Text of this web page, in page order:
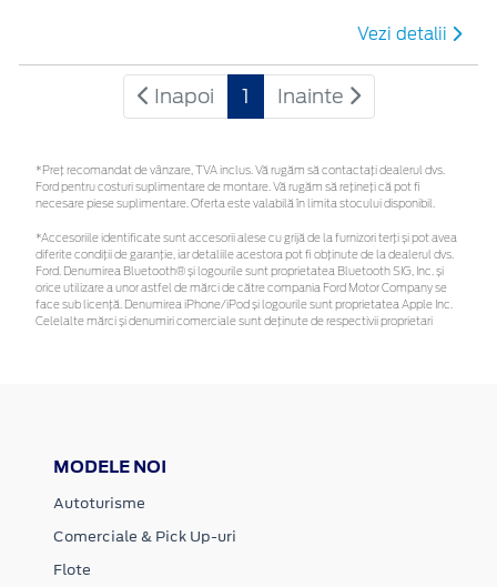
Vezi detalii
Inapoi 1 Inainte
*Preţ recomandat de vânzare, TVA inclus. Vă rugăm să contactaţi dealerul dvs.
Ford pentru costuri suplimentare de montare. Vă rugăm să rețineți că pot fi
necesare piese suplimentare. Oferta este valabilă în limita stocului disponibil.
*Accesoriile identificate sunt accesorii alese cu grijă de la furnizori terți și pot avea
diferite condiții de garanție, iar detaliile acestora pot fi obținute de la dealerul dvs.
Ford. Denumirea Bluetooth® și logourile sunt proprietatea Bluetooth SIG, Inc. și
orice utilizare a unor astfel de mărci de către compania Ford Motor Company se
face sub licență. Denumirea iPhone/iPod și logourile sunt proprietatea Apple Inc.
Celelalte mărci și denumiri comerciale sunt deținute de respectivii proprietari
MODELE NOI
Autoturisme
Comerciale & Pick Up-uri
Flote